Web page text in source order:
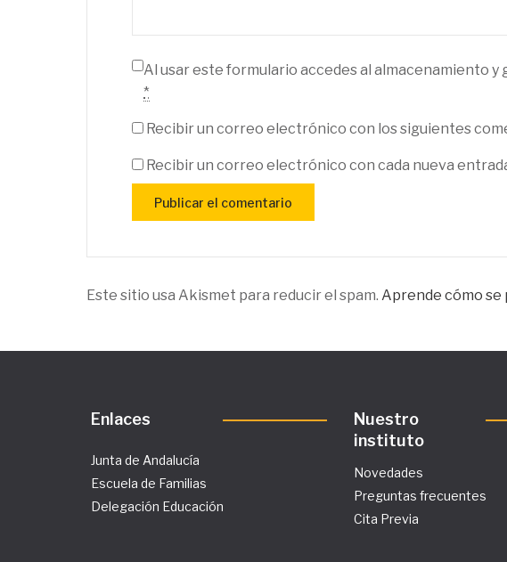
Al usar este formulario accedes al almacenamiento
*
Recibir un correo electrónico con los siguientes
Recibir un correo electrónico con cada nueva
Este sitio usa Akismet para reducir el spam. Aprende cómo se
Enlaces
Junta de Andalucía
Escuela de Familias
Delegación Educación
Nuestro
instituto
Novedades
Preguntas frecuentes
Cita Previa